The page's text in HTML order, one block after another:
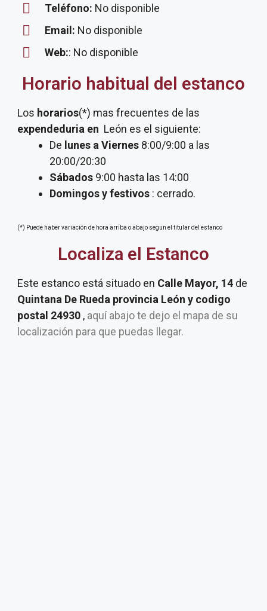
Teléfono: No disponible
Email: No disponible
Web:: No disponible
Horario habitual del estanco
Los horarios(*) mas frecuentes de las
expendeduria en León es el siguiente:
De lunes a Viernes 8:00/9:00 a las
20:00/20:30
Sábados 9:00 hasta las 14:00
Domingos y festivos : cerrado.
(*) Puede haber variación de hora arriba o abajo segun el titular del estanco
Localiza el Estanco
Este estanco está situado en Calle Mayor, 14 de
Quintana De Rueda provincia León y codigo
postal 24930 , aquí abajo te dejo el mapa de su
localización para que puedas llegar.